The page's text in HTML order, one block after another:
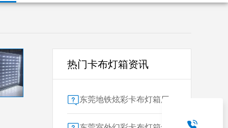
热门卡布灯箱资讯